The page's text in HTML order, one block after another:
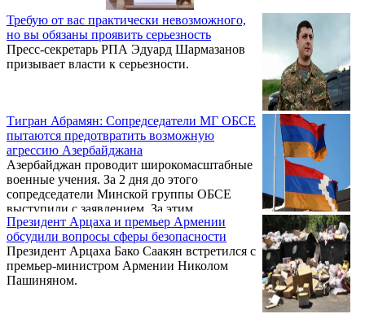
Требую от вас практически невозможного,
но вы обязаны проявить серьезность
Пресс-секретарь РПА Эдуард Шармазанов
призывает власти к серьезности.
Тигран Абрамян: Сопредседатели МГ ОБСЕ
пытаются предотвратить возможную
агрессию Азербайджана
Азербайджан проводит широкомасштабные
военные учения. За 2 дня до этого
сопредседатели Минской группы ОБСЕ
выступили с заявлением. За этим
последовало сообщение о проведении
совместного заседания Советов
безопасности Республики Армения и
Республики Арцах.
Президент Арцаха и премьер Армении
обсудили вопросы сферы безопасности
Президент Арцаха Бако Саакян встретился с
премьер-министром Армении Николом
Пашиняном.